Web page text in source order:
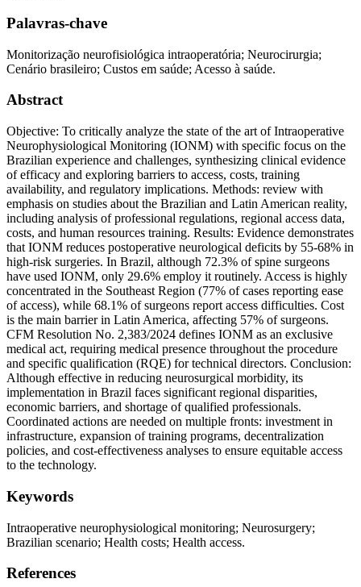
Palavras-chave
Monitorização neurofisiológica intraoperatória; Neurocirurgia;
Cenário brasileiro; Custos em saúde; Acesso à saúde.
Abstract
Objective: To critically analyze the state of the art of Intraoperative
Neurophysiological Monitoring (IONM) with specific focus on the
Brazilian experience and challenges, synthesizing clinical evidence
of efficacy and exploring barriers to access, costs, training
availability, and regulatory implications. Methods: review with
emphasis on studies about the Brazilian and Latin American reality,
including analysis of professional regulations, regional access data,
costs, and human resources training. Results: Evidence demonstrates
that IONM reduces postoperative neurological deficits by 55-68% in
high-risk surgeries. In Brazil, although 72.3% of spine surgeons
have used IONM, only 29.6% employ it routinely. Access is highly
concentrated in the Southeast Region (77% of cases reporting ease
of access), while 68.1% of surgeons report access difficulties. Cost
is the main barrier in Latin America, affecting 57% of surgeons.
CFM Resolution No. 2,383/2024 defines IONM as an exclusive
medical act, requiring medical presence throughout the procedure
and specific qualification (RQE) for technical directors. Conclusion:
Although effective in reducing neurosurgical morbidity, its
implementation in Brazil faces significant regional disparities,
economic barriers, and shortage of qualified professionals.
Coordinated actions are needed on multiple fronts: investment in
infrastructure, expansion of training programs, decentralization
policies, and cost-effectiveness analyses to ensure equitable access
to the technology.
Keywords
Intraoperative neurophysiological monitoring; Neurosurgery;
Brazilian scenario; Health costs; Health access.
References